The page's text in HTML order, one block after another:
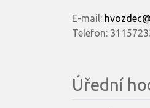
E-mail:
Telefon:
Úřední